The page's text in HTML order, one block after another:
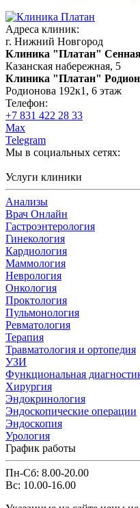
Адреса клиник:
г. Нижний Новгород
Клиника "Платан"
Казанская набережная, 5
Клиника "Платан"
Родионова 192к1, 6 этаж
Телефон:
+7 831 422 28 33
Max
Telegram
Мы в социальных сетях:
Услуги клиники
Анализы
Врач Онлайн
Гастроэнтерология
Гинекология
Кардиология
Маммология
Неврология
Онкология
Проктология
Пульмонология
Ревматология
Терапия
Травматология и ортопедия
УЗИ
Функциональная
Хирургия
Эндокринология
Эндоскопические операции
Эндоскопия
Урология
График работы
Пн-Сб: 8.00-20.00
Вс: 10.00-16.00